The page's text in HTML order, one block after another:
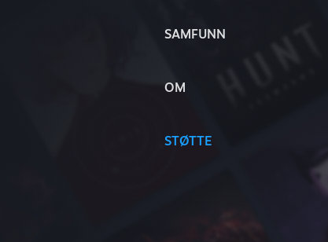
SAMFUNN
OM
STØTTE